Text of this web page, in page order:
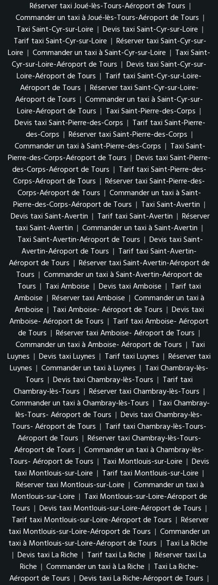
Réserver taxi Joué-lès-Tours-Aéroport de Tours |
Commander un taxi à Joué-lès-Tours-Aéroport de Tours |
Taxi Saint-Cyr-sur-Loire | Devis taxi Saint-Cyr-sur-Loire |
Tarif taxi Saint-Cyr-sur-Loire | Réserver taxi Saint-Cyr-sur-
Loire | Commander un taxi à Saint-Cyr-sur-Loire | Taxi Saint-
Cyr-sur-Loire-Aéroport de Tours | Devis taxi Saint-Cyr-sur-
Loire-Aéroport de Tours | Tarif taxi Saint-Cyr-sur-Loire-
Aéroport de Tours | Réserver taxi Saint-Cyr-sur-Loire-
Aéroport de Tours | Commander un taxi à Saint-Cyr-sur-
Loire-Aéroport de Tours | Taxi Saint-Pierre-des-Corps |
Devis taxi Saint-Pierre-des-Corps | Tarif taxi Saint-Pierre-
des-Corps | Réserver taxi Saint-Pierre-des-Corps |
Commander un taxi à Saint-Pierre-des-Corps | Taxi Saint-
Pierre-des-Corps-Aéroport de Tours | Devis taxi Saint-Pierre-
des-Corps-Aéroport de Tours | Tarif taxi Saint-Pierre-des-
Corps-Aéroport de Tours | Réserver taxi Saint-Pierre-des-
Corps-Aéroport de Tours | Commander un taxi à Saint-
Pierre-des-Corps-Aéroport de Tours | Taxi Saint-Avertin |
Devis taxi Saint-Avertin | Tarif taxi Saint-Avertin | Réserver
taxi Saint-Avertin | Commander un taxi à Saint-Avertin |
Taxi Saint-Avertin-Aéroport de Tours | Devis taxi Saint-
Avertin-Aéroport de Tours | Tarif taxi Saint-Avertin-
Aéroport de Tours | Réserver taxi Saint-Avertin-Aéroport de
Tours | Commander un taxi à Saint-Avertin-Aéroport de
Tours | Taxi Amboise | Devis taxi Amboise | Tarif taxi
Amboise | Réserver taxi Amboise | Commander un taxi à
Amboise | Taxi Amboise- Aéroport de Tours | Devis taxi
Amboise- Aéroport de Tours | Tarif taxi Amboise- Aéroport
de Tours | Réserver taxi Amboise- Aéroport de Tours |
Commander un taxi à Amboise- Aéroport de Tours | Taxi
Luynes | Devis taxi Luynes | Tarif taxi Luynes | Réserver taxi
Luynes | Commander un taxi à Luynes | Taxi Chambray-lès-
Tours | Devis taxi Chambray-lès-Tours | Tarif taxi
Chambray-lès-Tours | Réserver taxi Chambray-lès-Tours |
Commander un taxi à Chambray-lès-Tours | Taxi Chambray-
lès-Tours- Aéroport de Tours | Devis taxi Chambray-lès-
Tours- Aéroport de Tours | Tarif taxi Chambray-lès-Tours-
Aéroport de Tours | Réserver taxi Chambray-lès-Tours-
Aéroport de Tours | Commander un taxi à Chambray-lès-
Tours- Aéroport de Tours | Taxi Montlouis-sur-Loire | Devis
taxi Montlouis-sur-Loire | Tarif taxi Montlouis-sur-Loire |
Réserver taxi Montlouis-sur-Loire | Commander un taxi à
Montlouis-sur-Loire | Taxi Montlouis-sur-Loire-Aéroport de
Tours | Devis taxi Montlouis-sur-Loire-Aéroport de Tours |
Tarif taxi Montlouis-sur-Loire-Aéroport de Tours | Réserver
taxi Montlouis-sur-Loire-Aéroport de Tours | Commander un
taxi à Montlouis-sur-Loire-Aéroport de Tours | Taxi La Riche
| Devis taxi La Riche | Tarif taxi La Riche | Réserver taxi La
Riche | Commander un taxi à La Riche | Taxi La Riche-
Aéroport de Tours | Devis taxi La Riche-Aéroport de Tours |